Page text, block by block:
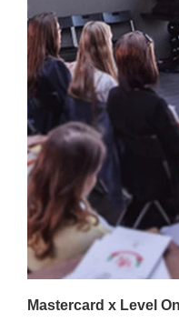
Mastercard x Level